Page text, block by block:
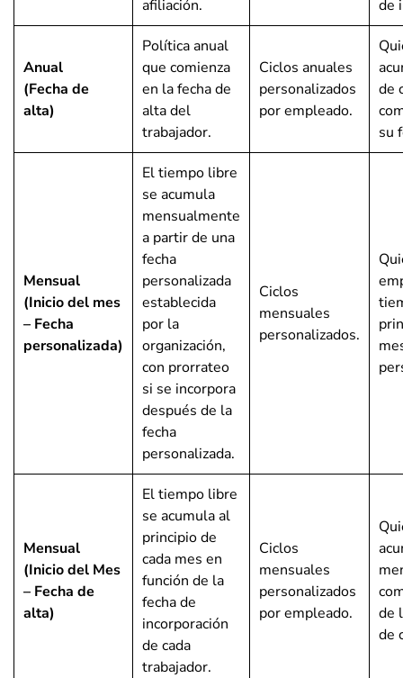
afiliación. de
Anual
(Fecha de
alta)
Política anual
que comienza
en la fecha de
alta del
trabajador.
Ciclos anuales
personalizados
por empleado.
de
su
Mensual
(Inicio del mes
– Fecha
personalizada)
El tiempo libre
se acumula
mensualmente
a partir de una
fecha
personalizada
establecida
por la
organización,
con prorrateo
si se incorpora
después de la
fecha
personalizada.
Ciclos
mensuales
personalizados.
Mensual
(Inicio del Mes
– Fecha de
alta)
El tiempo libre
se acumula al
principio de
cada mes en
función de la
fecha de
incorporación
de cada
trabajador.
Ciclos
mensuales
personalizados
por empleado.
de
de